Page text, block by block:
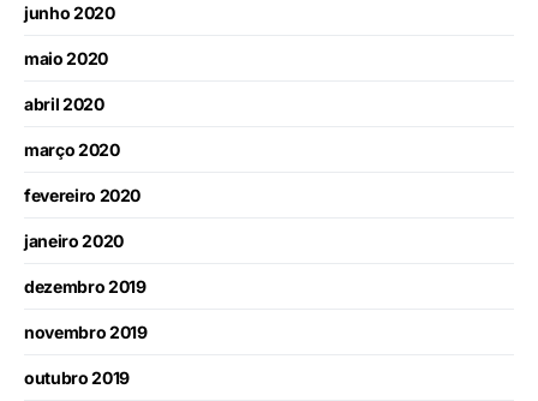
junho 2020
maio 2020
abril 2020
março 2020
fevereiro 2020
janeiro 2020
dezembro 2019
novembro 2019
outubro 2019